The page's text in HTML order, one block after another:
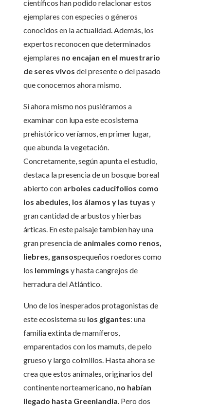
científicos han podido relacionar estos
ejemplares con especies o géneros
conocidos en la actualidad. Además, los
expertos reconocen que determinados
ejemplares no encajan en el muestrario
de seres vivos del presente o del pasado
que conocemos ahora mismo.
Si ahora mismo nos pusiéramos a
examinar con lupa este ecosistema
prehistórico veríamos, en primer lugar,
que abunda la vegetación.
Concretamente, según apunta el estudio,
destaca la presencia de un bosque boreal
abierto con arboles caducifolios como
los abedules, los álamos y las tuyas y
gran cantidad de arbustos y hierbas
árticas. En este paisaje tambien hay una
gran presencia de animales como renos,
liebres, gansospequeños roedores como
los lemmings y hasta cangrejos de
herradura del Atlántico.
Uno de los inesperados protagonistas de
este ecosistema su los gigantes: una
familia extinta de mamíferos,
emparentados con los mamuts, de pelo
grueso y largo colmillos. Hasta ahora se
crea que estos animales, originarios del
continente norteamericano, no habían
llegado hasta Greenlandia. Pero dos